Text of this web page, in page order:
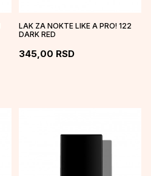
LAK ZA NOKTE LIKE A PRO! 122
DARK RED
345,00 RSD